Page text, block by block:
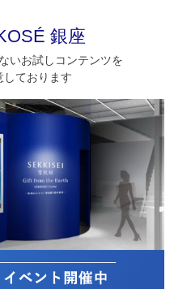
銀座
いお試しコンテンツを
しております